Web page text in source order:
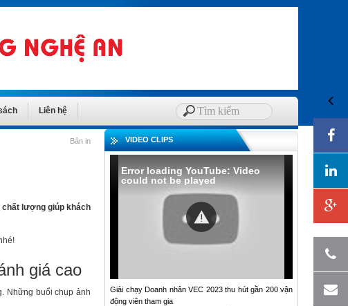
Liên hệ
Bản in
chất lượng giúp khách
giá cao
Những buổi chụp ảnh
VIDEO CLIPS
Error loading YouTube: Video
could not be played
Giải chạy Doanh nhân VEC 2023 thu hút gần 200 vận
động viên tham gia